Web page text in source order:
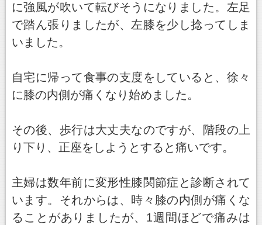
に強風が吹いて転びそうになりました。左足
で踏ん張りましたが、左膝を少し捻ってしま
いました。
自宅に帰って食事の支度をしていると、徐々
に膝の内側が痛くなり始めました。
その後、歩行は大丈夫なのですが、階段の上
り下り、正座をしようとすると痛いです。
主婦は数年前に変形性膝関節症と診断されて
います。それからは、時々膝の内側が痛くな
ることがありましたが、1週間ほどで痛みは